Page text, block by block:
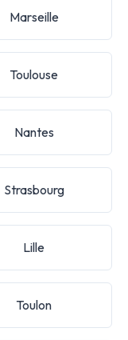
Marseille
Toulouse
Nantes
Strasbourg
Lille
Toulon